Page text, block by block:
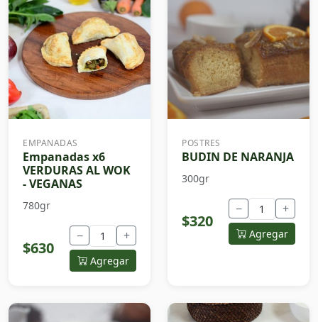
EMPANADAS
Empanadas x6
VERDURAS AL WOK
- VEGANAS
780gr
$630
− +
Agregar
POSTRES
BUDIN DE NARANJA
300gr
$320
− +
Agregar